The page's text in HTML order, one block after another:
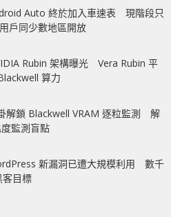
Auto 終於加入車速表 現階段只
戶同少數地區開放
Rubin 架構曝光 Vera Rubin 平
算力
解鎖 Blackwell VRAM 逐粒監測 解
監測盲點
新漏洞已遭大規模利用 數千
客目標